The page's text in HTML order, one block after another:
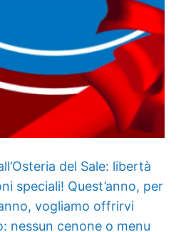
del Sale: libertà
speciali! Quest’anno, per
vogliamo offrirvi
nessun cenone o menu